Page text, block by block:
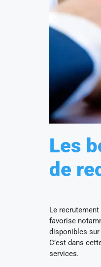
Les
de
Le
favorise
disponibles
C’est dans
services.